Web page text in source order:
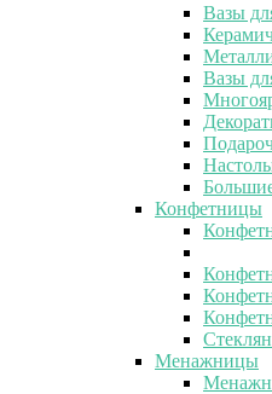
Вазы
Вазы
Конфетницы
Менажницы